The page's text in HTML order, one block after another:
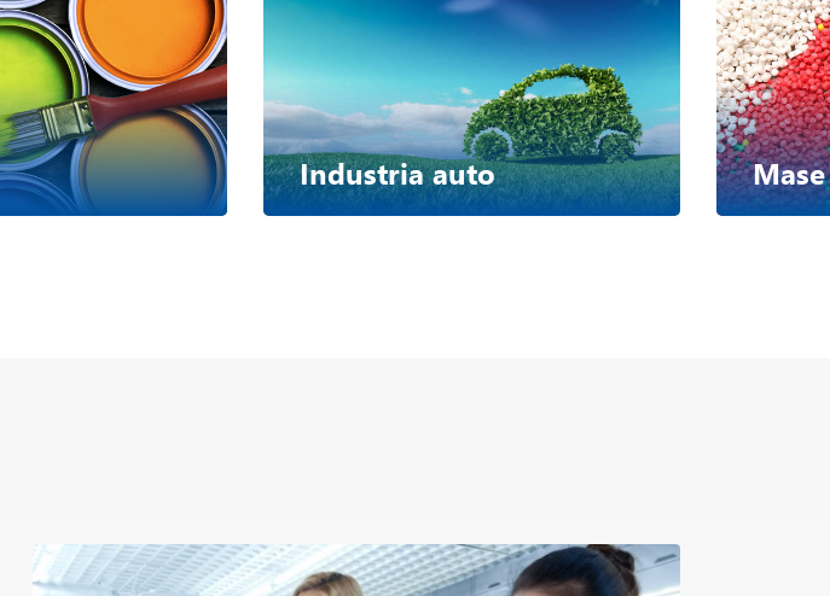
Industria auto